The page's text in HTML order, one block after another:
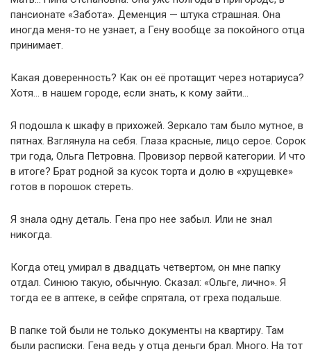
пансионате «Забота». Деменция — штука страшная. Она
иногда меня-то не узнает, а Гену вообще за покойного отца
принимает.
Какая доверенность? Как он её протащит через нотариуса?
Хотя… в нашем городе, если знать, к кому зайти…
Я подошла к шкафу в прихожей. Зеркало там было мутное, в
пятнах. Взглянула на себя. Глаза красные, лицо серое. Сорок
три года, Ольга Петровна. Провизор первой категории. И что
в итоге? Брат родной за кусок торта и долю в «хрущевке»
готов в порошок стереть.
Я знала одну деталь. Гена про нее забыл. Или не знал
никогда.
Когда отец умирал в двадцать четвертом, он мне папку
отдал. Синюю такую, обычную. Сказал: «Ольге, лично». Я
тогда ее в аптеке, в сейфе спрятала, от греха подальше.
В папке той были не только документы на квартиру. Там
были расписки. Гена ведь у отца деньги брал. Много. На тот